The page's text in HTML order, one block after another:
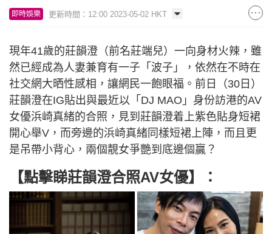
即時娛樂 更新時間：12:00 2023-05-02 HKT
現年41歲的莊韻澄（前名莊端兒）一向身材火辣，雖
然已經成為人妻兼育有一子「波子」，依然在不時在
社交網大晒性感相，讓網民一飽眼福。前日（30日）
莊韻澄在IG貼出與最近以「DJ MAO」身份訪港的AV
女優浜崎真緒的合照，見到莊韻澄着上紫色貼身短裙
開心舉V，而旁邊的浜崎真緒同樣短裙上陣，而且更
是吊帶小背心，兩個靚女爭艷到底邊個贏？
【點擊睇莊韻澄合照AV女優】：